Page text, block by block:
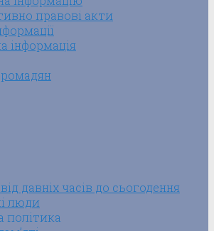
правові акти
інформація
давніх часів до сьогодення
люди
політика